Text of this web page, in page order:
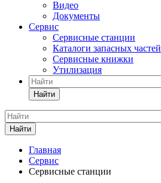
Видео
Документы
Сервис
Сервисные станции
Каталоги запасных частей
Сервисные книжки
Утилизация
Найти
Найти
Главная
Сервис
Сервисные станции